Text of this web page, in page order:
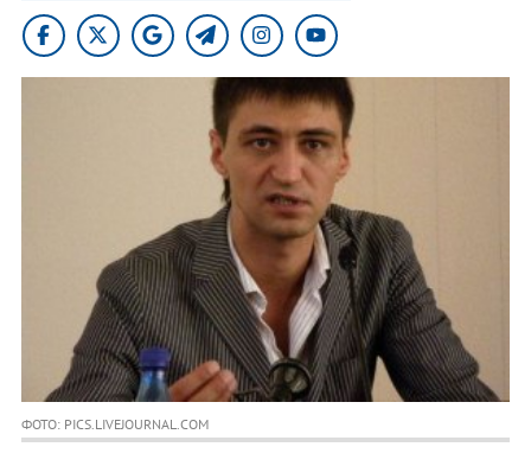
ФОТО: PICS.LIVEJOURNAL.COM